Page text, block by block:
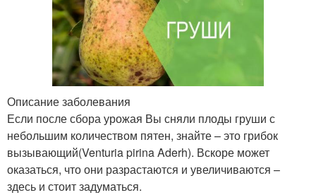
Описание заболевания
Если после сбора урожая Вы сняли плоды груши с
небольшим количеством пятен, знайте – это грибок
вызывающий(Venturia pirina Aderh). Вскоре может
оказаться, что они разрастаются и увеличиваются –
здесь и стоит задуматься.